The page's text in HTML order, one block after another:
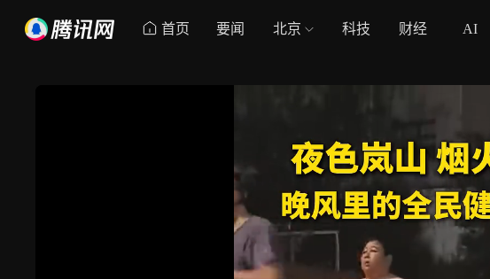
首页 要闻 北京 科技 财经 AI